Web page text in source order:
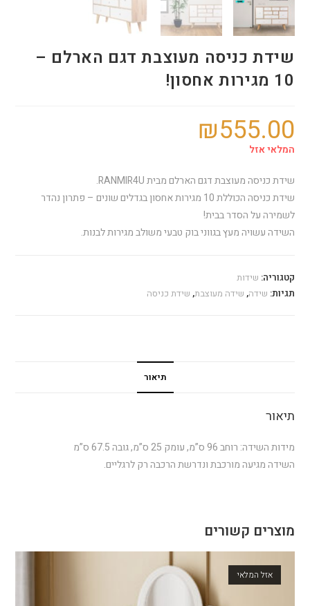
שידת כניסה מעוצבת דגם הארלם –
10 מגירות אחסון!
₪555.00
המלאי אזל
שידת כניסה מעוצבת דגם הארלם מבית RANMIR4U.
שידת כניסה הכוללת 10 מגירות אחסון בגדלים שונים – פתרון נהדר
לשמירה על הסדר בבית!
השידה עשויה מעץ בגווני בוק טבעי משולב מגירות לבנות.
קטגוריה: שידות
תגיות: שידה, שידה מעוצבת, שידת כניסה
תיאור
תיאור
מידות השידה: רוחב 96 ס”מ, עומק 25 ס”מ, גובה 67.5 ס”מ
השידה מגיעה מורכבת ונדרשת הרכבה רק לרגליים.
מוצרים קשורים
אזל המלאי